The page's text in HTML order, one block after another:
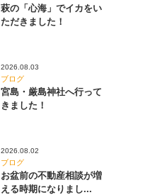
萩の「心海」でイカをい
ただきました！
2026.08.03
ブログ
宮島・厳島神社へ行って
きました！
2026.08.02
ブログ
お盆前の不動産相談が増
える時期になりまし...